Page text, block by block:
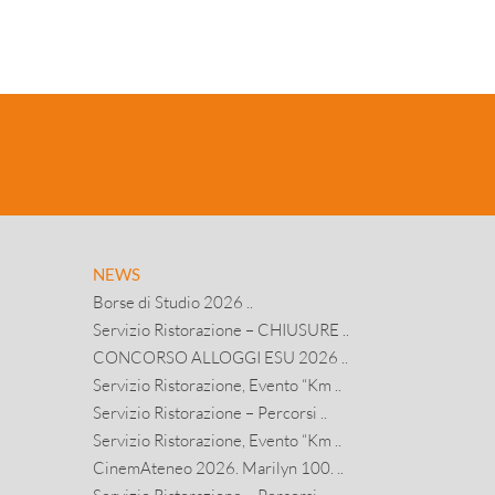
NEWS
Borse di Studio 2026 ..
Servizio Ristorazione – CHIUSURE ..
CONCORSO ALLOGGI ESU 2026 ..
Servizio Ristorazione, Evento “Km ..
Servizio Ristorazione – Percorsi ..
Servizio Ristorazione, Evento “Km ..
CinemAteneo 2026. Marilyn 100. ..